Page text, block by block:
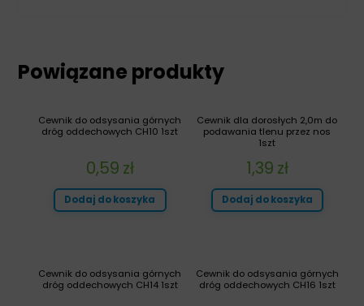
Powiązane produkty
Cewnik dla dorosłych 2,0m do
podawania tlenu przez nos
1szt
1,39 zł
Dodaj do koszyka
Cewnik do odsysania górnych
dróg oddechowych CH10 1szt
0,59 zł
Dodaj do koszyka
Cewnik do odsysania górnych
dróg oddechowych CH16 1szt
Cewnik do odsysania górnych
dróg oddechowych CH14 1szt